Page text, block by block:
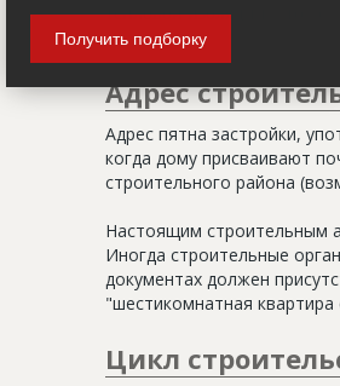
тепловой изоляции, что
Адрес
Адрес пятна застройки,
когда дому присваивают
строительного района
Настоящим строительным
Иногда строительные
документах должен
"шестикомнатная
Цикл
Получить подборку